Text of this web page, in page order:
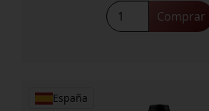
Tilenus
Pieros
Comprar
España